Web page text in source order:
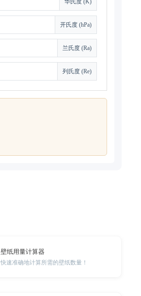
华氏度 (K)
开氏度 (hPa)
兰氏度 (Ra)
列氏度 (Re)
壁纸用量计算器
快速准确地计算所需的壁纸数量！